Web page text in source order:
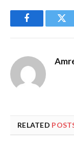
Facebook
RELATED